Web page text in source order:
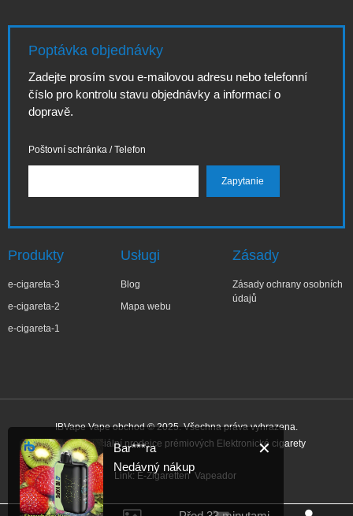
Poptávka objednávky
Zadejte prosím svou e-mailovou adresu nebo telefonní
číslo pro kontrolu stavu objednávky a informací o
dopravě.
Poštovní schránka / Telefon
Produkty
e-cigareta-3
e-cigareta-2
e-cigareta-1
Usługi
Blog
Mapa webu
Zásady
Zásady ochrany osobních
údajů
IBVape Vape obchod © 2025. Všechna práva vyhrazena.
IBvape – Oficiální prodejce prémiových Elektronické cigarety
Link: E-Zigaretten Vapeador
✕
Bar***ra
Nedávný nákup